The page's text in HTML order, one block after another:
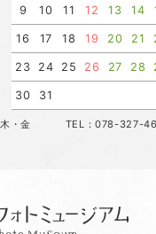
9 10 11 12 13 14
16 17 18 19 20 21
23 24 25 26 27 28
30 31
・木・金 TEL：078-327-